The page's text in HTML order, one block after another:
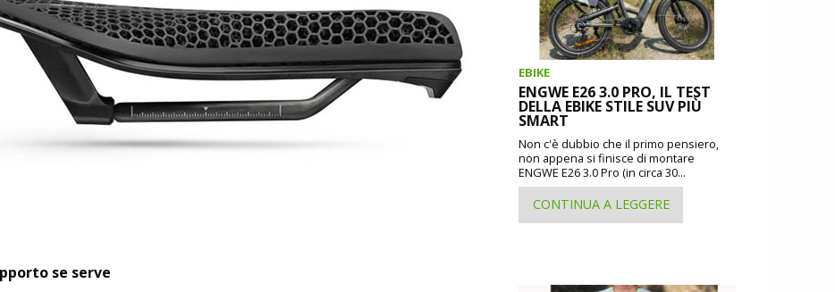
se serve
EBIKE
ENGWE E26 3.0 PRO, IL TEST
DELLA EBIKE STILE SUV PIÙ
SMART
Non c'è dubbio che il primo pensiero,
non appena si finisce di montare
ENGWE E26 3.0 Pro (in circa 30...
CONTINUA A LEGGERE